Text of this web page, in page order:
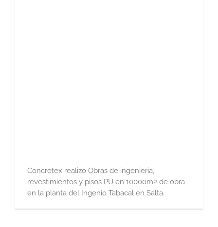
Concretex realizó Obras de ingenieria,
revestimientos y pisos PU en 10000m2 de obra
en la planta del Ingenio Tabacal en Salta.